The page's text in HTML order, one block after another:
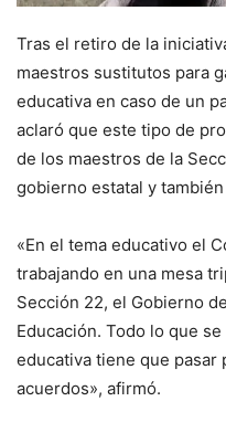
Tras el retiro de la
maestros sustitutos para
educativa en caso de un
aclaró que este tipo de
de los maestros de la
gobierno estatal y
«En el tema educativo el
trabajando en una mesa
Sección 22, el Gobierno
Educación. Todo lo que
educativa tiene que pasar
acuerdos», afirmó.